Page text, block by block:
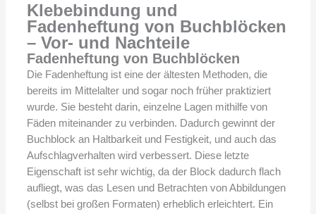
Klebebindung und
Fadenheftung von Buchblöcken
– Vor- und Nachteile
Fadenheftung von Buchblöcken
Die Fadenheftung ist eine der ältesten Methoden, die
bereits im Mittelalter und sogar noch früher praktiziert
wurde. Sie besteht darin, einzelne Lagen mithilfe von
Fäden miteinander zu verbinden. Dadurch gewinnt der
Buchblock an Haltbarkeit und Festigkeit, und auch das
Aufschlagverhalten wird verbessert. Diese letzte
Eigenschaft ist sehr wichtig, da der Block dadurch flach
aufliegt, was das Lesen und Betrachten von Abbildungen
(selbst bei großen Formaten) erheblich erleichtert. Ein